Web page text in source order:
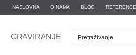
NASLOVNA O NAMA BLOG REFERENCE
GRAVIRANJE